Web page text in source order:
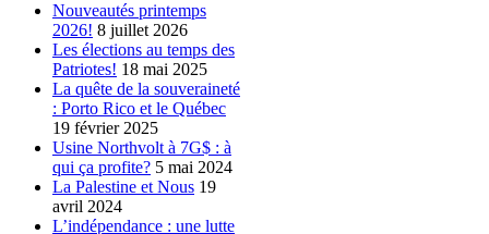
Nouveautés printemps
2026! 8 juillet 2026
Les élections au temps des
Patriotes! 18 mai 2025
La quête de la souveraineté
: Porto Rico et le Québec
19 février 2025
Usine Northvolt à 7G$ : à
qui ça profite? 5 mai 2024
La Palestine et Nous 19
avril 2024
L’indépendance : une lutte